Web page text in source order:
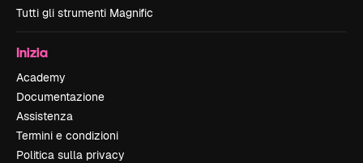
Tutti gli strumenti Magnific
Inizia
Academy
Documentazione
Assistenza
Termini e condizioni
Politica sulla privacy